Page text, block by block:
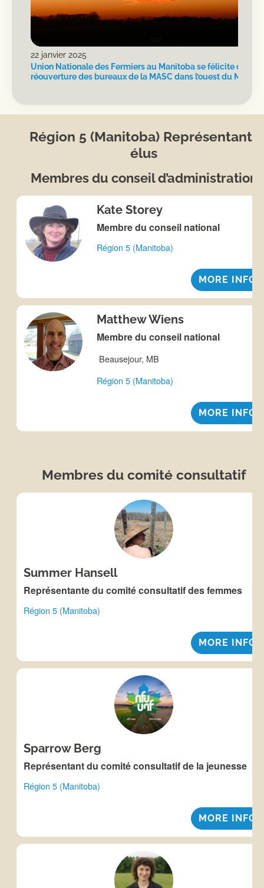
22 janvier 2025
Union Nationale des Fermiers au Manitoba se félicite de la
réouverture des bureaux de la MASC dans l’ouest du
Région 5 (Manitoba) Représentants
élus
Membres du conseil d’administration
Kate Storey
Membre du conseil national
Région 5 (Manitoba)
MORE INFO
Matthew Wiens
Membre du conseil national
Beausejour, MB
Région 5 (Manitoba)
MORE INFO
Membres du comité consultatif
Summer Hansell
Représentante du comité consultatif des femmes
Région 5 (Manitoba)
MORE INFO
Sparrow Berg
Représentant du comité consultatif de la jeunesse
Région 5 (Manitoba)
MORE INFO